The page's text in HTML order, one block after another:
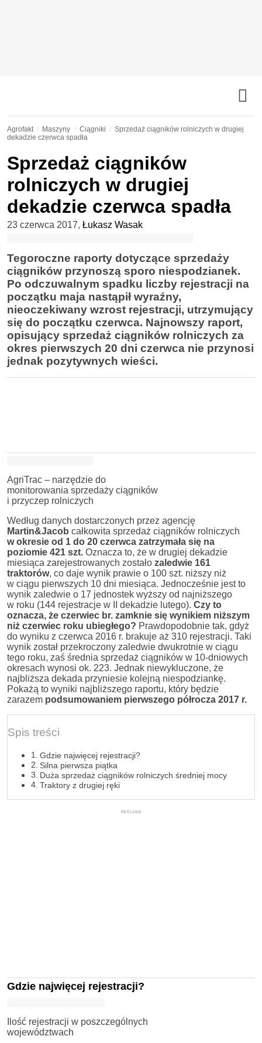
Agrofakt Maszyny Ciągniki
Sprzedaż ciągników rolniczych w drugiej
dekadzie czerwca spadła
Sprzedaż ciągników
rolniczych w drugiej
dekadzie czerwca spadła
23 czerwca 2017, Łukasz Wasak
Tegoroczne raporty dotyczące sprzedaży
ciągników przynoszą sporo niespodzianek.
Po odczuwalnym spadku liczby rejestracji na
początku maja nastąpił wyraźny,
nieoczekiwany wzrost rejestracji, utrzymujący
się do początku czerwca. Najnowszy raport,
opisujący sprzedaż ciągników rolniczych za
okres pierwszych 20 dni czerwca nie przynosi
jednak pozytywnych wieści.
AgriTrac – narzędzie do
monitorowania sprzedaży ciągników
i przyczep rolniczych
Według danych dostarczonych przez agencję
Martin&Jacob całkowita sprzedaż ciągników rolniczych
w okresie od 1 do 20 czerwca zatrzymała się na
poziomie 421 szt. Oznacza to, że w drugiej dekadzie
miesiąca zarejestrowanych zostało zaledwie 161
traktorów, co daje wynik prawie o 100 szt. niższy niż
w ciągu pierwszych 10 dni miesiąca. Jednocześnie jest to
wynik zaledwie o 17 jednostek wyższy od najniższego
w roku (144 rejestracje w II dekadzie lutego). Czy to
oznacza, że czerwiec br. zamknie się wynikiem niższym
niż czerwiec roku ubiegłego? Prawdopodobnie tak, gdyż
do wyniku z czerwca 2016 r. brakuje aż 310 rejestracji. Taki
wynik został przekroczony zaledwie dwukrotnie w ciągu
tego roku, zaś średnia sprzedaż ciągników w 10-dniowych
okresach wynosi ok. 223. Jednak niewykluczone, że
najbliższa dekada przyniesie kolejną niespodziankę.
Pokażą to wyniki najbliższego raportu, który będzie
zarazem podsumowaniem pierwszego półrocza 2017 r.
Spis treści
Gdzie najwięcej rejestracji?
Silna pierwsza piątka
Duża sprzedaż ciągników rolniczych średniej mocy
Traktory z drugiej ręki
REKLAMA
Gdzie najwięcej rejestracji?
Ilość rejestracji w poszczególnych
województwach